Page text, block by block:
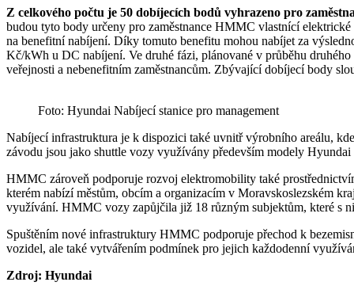
Z celkového počtu je 50 dobíjecích bodů vyhrazeno pro
budou tyto body určeny pro zaměstnance HMMC vlastnící
na benefitní nabíjení. Díky tomuto benefitu mohou nabíjet za
Kč/kWh u DC nabíjení. Ve druhé fázi, plánované v průběhu
veřejnosti a nebenefitním zaměstnancům. Zbývající dobíjecí body
Foto: Hyundai Nabíjecí stanice pro management
Nabíjecí infrastruktura je k dispozici také uvnitř výrobního areálu,
závodu jsou jako shuttle vozy využívány především modely
HMMC zároveň podporuje rozvoj elektromobility také
kterém nabízí městům, obcím a organizacím v Moravskoslezském
využívání. HMMC vozy zapůjčila již 18 různým subjektům, které s
Spuštěním nové infrastruktury HMMC podporuje přechod k
vozidel, ale také vytvářením podmínek pro jejich každodenní
Zdroj: Hyundai